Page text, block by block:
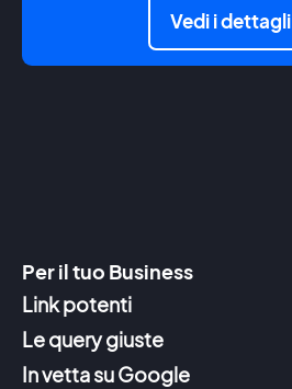
Vedi i dettagli
Per il tuo Business
Link potenti
Le query giuste
In vetta su Google